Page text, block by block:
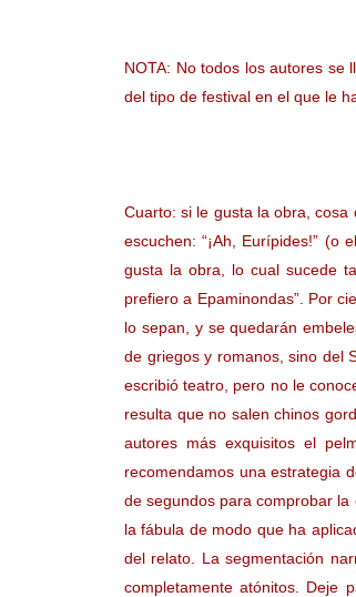
NOTA: No todos los autores se
del tipo de festival en el que le
Cuarto: si le gusta la obra,
escuchen: “¡Ah, Eurípides!”
gusta la obra, lo cual sucede
prefiero a Epaminondas”. Por
lo sepan, y se quedarán
de griegos y romanos, sino del
escribió teatro, pero no le
resulta que no salen chinos
autores más exquisitos el
recomendamos una estrategia
de segundos para comprobar
la fábula de modo que ha
del relato. La segmentación
completamente atónitos. Deje